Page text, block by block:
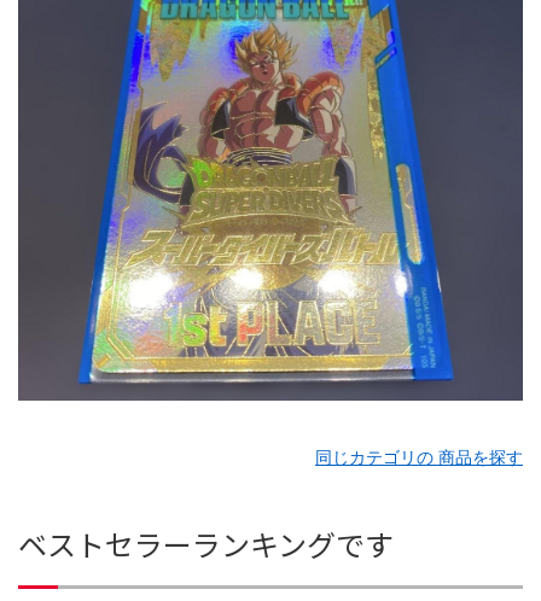
同じカテゴリの 商品を探す
ベストセラーランキングです